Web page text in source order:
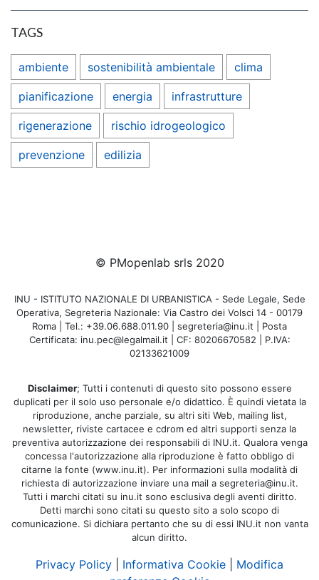
TAGS
ambiente sostenibilità ambientale clima
pianificazione energia infrastrutture
rigenerazione rischio idrogeologico
prevenzione edilizia
© PMopenlab srls 2020
INU - ISTITUTO NAZIONALE DI URBANISTICA - Sede Legale, Sede
Operativa, Segreteria Nazionale: Via Castro dei Volsci 14 - 00179
Roma | Tel.: +39.06.688.011.90 | segreteria@inu.it | Posta
Certificata: inu.pec@legalmail.it | CF: 80206670582 | P.IVA:
02133621009
Disclaimer; Tutti i contenuti di questo sito possono essere
duplicati per il solo uso personale e/o didattico. È quindi vietata la
riproduzione, anche parziale, su altri siti Web, mailing list,
newsletter, riviste cartacee e cdrom ed altri supporti senza la
preventiva autorizzazione dei responsabili di INU.it. Qualora venga
concessa l'autorizzazione alla riproduzione è fatto obbligo di
citarne la fonte (www.inu.it). Per informazioni sulla modalità di
richiesta di autorizzazione inviare una mail a segreteria@inu.it.
Tutti i marchi citati su inu.it sono esclusiva degli aventi diritto.
Detti marchi sono citati su questo sito a solo scopo di
comunicazione. Si dichiara pertanto che su di essi INU.it non vanta
alcun diritto.
Privacy Policy Informativa Cookie
Modifica